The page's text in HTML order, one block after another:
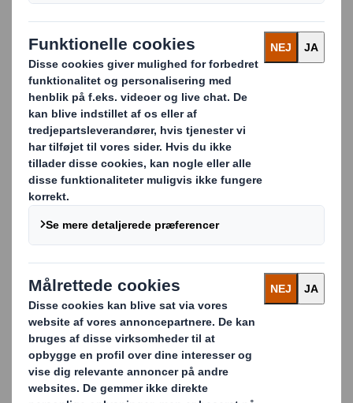
KONTAKT OS FOR MERE
INFORMATION
Supply Cycle Thinking
Hos DS Smith tænker vi på hele cyklussen, så det
overordnede billede står klart. Det starter med en